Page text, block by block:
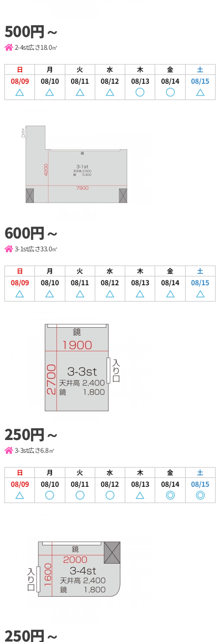
500円～
2-4st広さ18.0㎡
日
08/09
月
08/10
火
08/11
水
08/12
木
08/13
金
08/14
土
08/15
600円～
3-1st広さ33.0㎡
日
08/09
月
08/10
火
08/11
水
08/12
木
08/13
金
08/14
土
08/15
250円～
3-3st広さ6.8㎡
日
08/09
月
08/10
火
08/11
水
08/12
木
08/13
金
08/14
土
08/15
250円～